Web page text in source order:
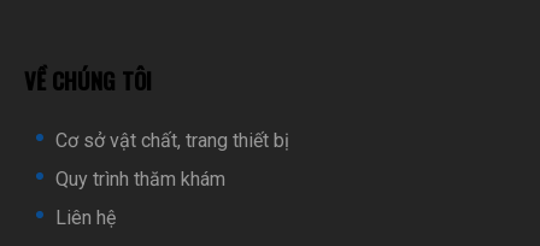
VỀ CHÚNG TÔI
Cơ sở vật chất, trang thiết bị
Quy trình thăm khám
Liên hệ